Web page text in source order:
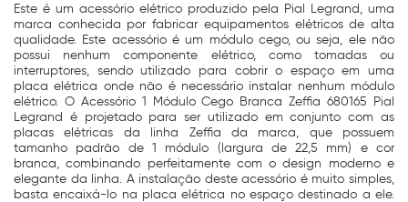
Este é um acessório elétrico produzido pela Pial Legrand, uma
marca conhecida por fabricar equipamentos elétricos de alta
qualidade. Este acessório é um módulo cego, ou seja, ele não
possui nenhum componente elétrico, como tomadas ou
interruptores, sendo utilizado para cobrir o espaço em uma
placa elétrica onde não é necessário instalar nenhum módulo
elétrico. O Acessório 1 Módulo Cego Branca Zeffia 680165 Pial
Legrand é projetado para ser utilizado em conjunto com as
placas elétricas da linha Zeffia da marca, que possuem
tamanho padrão de 1 módulo (largura de 22,5 mm) e cor
branca, combinando perfeitamente com o design moderno e
elegante da linha. A instalação deste acessório é muito simples,
basta encaixá-lo na placa elétrica no espaço destinado a ele.